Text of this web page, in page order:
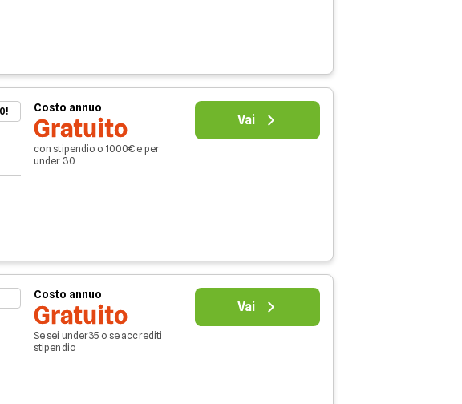
Costo annuo
Gratuito
con stipendio o 1000€ e per
under 30
Vai
Costo annuo
Gratuito
Se sei under35 o se accrediti
stipendio
Vai